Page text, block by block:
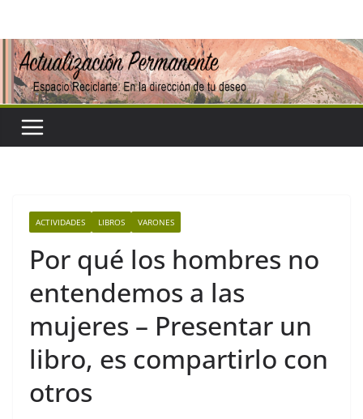
contenido
ACTIVIDADES LIBROS VARONES
Por qué los hombres no
entendemos a las
mujeres – Presentar un
libro, es compartirlo con
otros